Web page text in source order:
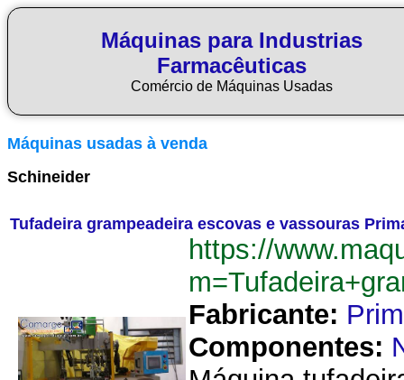
Máquinas para Industrias
Farmacêuticas
Comércio de Máquinas Usadas
Máquinas usadas à venda
Schineider
Tufadeira grampeadeira escovas e vassouras
https://
Fabricante:
Componentes: